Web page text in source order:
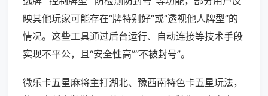
映其他玩家可能存在“牌特别好”或“透视他人牌型”的
情况。这些工具通过后台运行、自动连接等技术手段
实现不平公，且“安全性高”“不被封号”。
微乐卡五星麻将主打湖北、豫西南特色卡五星玩法，